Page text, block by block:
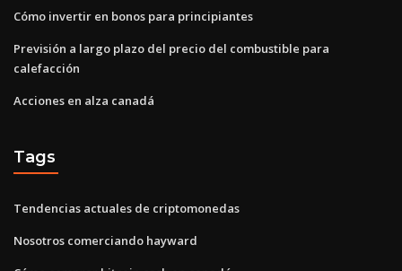
Cómo invertir en bonos para principiantes
Previsión a largo plazo del precio del combustible para
calefacción
Acciones en alza canadá
Tags
Tendencias actuales de criptomonedas
Nosotros comerciando hayward